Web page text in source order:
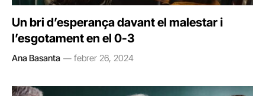
Un bri d’esperança davant el malestar i
l’esgotament en el 0-3
Ana Basanta febrer 26, 2024